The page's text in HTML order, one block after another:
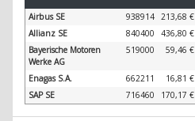
Airbus SE 938914 213,68 €
Allianz SE
840400 436,80 €
Bayerische Motoren
Werke AG
519000 59,46 €
Enagas S.A. 662211 16,81 €
SAP SE
716460 170,17 €